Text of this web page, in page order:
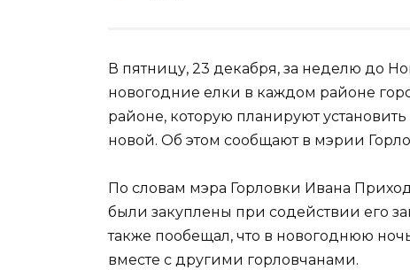
В пятницу, 23 декабря, за неделю до
новогодние елки в каждом районе
районе, которую планируют
новой. Об этом сообщают в мэрии
По словам мэра Горловки Ивана
были закуплены при содействии его
также пообещал, что в новогоднюю
вместе с другими горловчанами.